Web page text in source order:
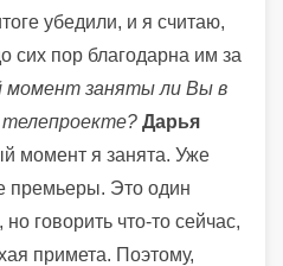
убедили, и я считаю,
сих пор благодарна им за
момент заняты ли Вы в
телепроекте? Дарья
момент я занята. Уже
премьеры. Это один
говорить что-то сейчас,
примета. Поэтому,